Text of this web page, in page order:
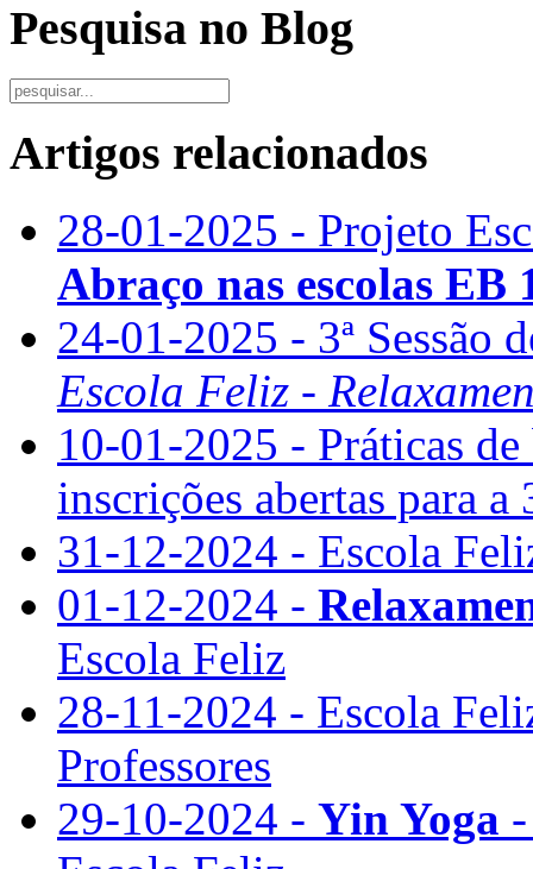
Pesquisa no Blog
Artigos relacionados
28-01-2025 - Projeto
Abraço nas escolas EB
24-01-2025 - 3ª Sessão
Escola Feliz -
10-01-2025 - Práticas
inscrições abertas para a
31-12-2024 - Escola
01-12-2024 -
Escola Feliz
28-11-2024 - Escola
Professores
29-10-2024 - Yin Yoga